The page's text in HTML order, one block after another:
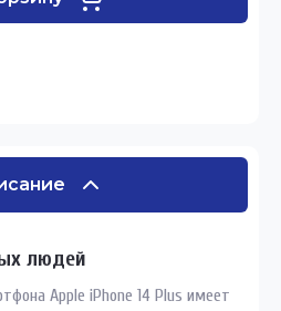
людей
Apple iPhone 14 Plus имеет